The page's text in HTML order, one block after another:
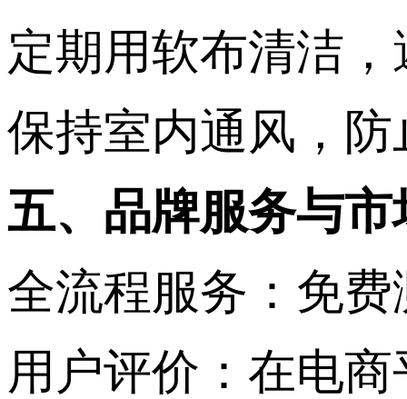
定期用软布清洁
保持室内通风，
五、品牌服务与市
全流程服务‌：免
用户评价‌：在电